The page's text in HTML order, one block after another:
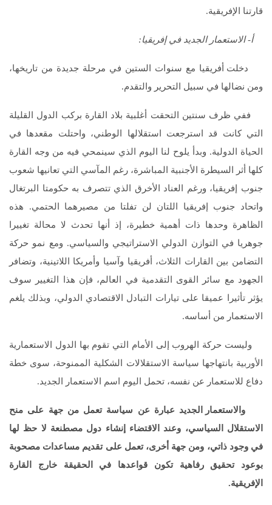
قارتنا الإفريقية.
أ- الاستعمار الجديد في إفريقيا:
دخلت أفريقيا مع سنوات الستين في مرحلة جديدة من تاريخها،
ومن نضالها في سبيل التحرير والتقدم.
ففي ظرف سنتين التحقت أغلبية بلاد القارة بركب الدول القليلة
التي كانت قد استرجعت استقلالها الوطني، واحتلت مقعدها في
الحياة الدولية. وبدأ يلوح لنا اليوم الذي سينمحي فيه من وجه القارة
كلها أثر السيطرة الأجنبية المباشرة، رغم المآسي التي تعانيها شعوب
جنوب إفريقيا، ورغم العناد الأخرق الذي تتصرف به حكومتا البرتغال
واتحاد جنوب إفريقيا اللتان لن تفلتا من مصيرهما الحتمي. هذه
الظاهرة وحدها ذات أهمية خطيرة، إذ أنها تحدث لا محالة تغييرا
جوهريا في التوازن الدولي الاستراتيجي والسياسي. ومع نمو حركة
التضامن بين القارات الثلاث، أفريقيا وآسيا وأمريكا اللاتينية، وتضافر
الجهود مع سائر القوى التقدمية في العالم، فإن هذا التغيير سوف
يؤثر تأثيرا عميقا على تيارات التبادل الاقتصادي الدولي، وبذلك يلغم
الاستعمار من أساسه.
وليست حركة الهروب إلى الأمام التي تقوم بها الدول الاستعمارية
الأوربية بانتهاجها سياسة الاستقلالات الشكلية الممنوحة، سوى خطة
دفاع للاستعمار عن نفسه، تحمل اليوم اسم الاستعمار الجديد.
والاستعمار الجديد عبارة عن سياسة تعمل من جهة على منح
الاستقلال السياسي، وعند الاقتضاء إنشاء دول مصطنعة لا حظ لها
في وجود ذاتي، ومن جهة أخرى، تعمل على تقديم مساعدات مصحوبة
بوعود تحقيق رفاهية تكون قواعدها في الحقيقة خارج القارة
الإفريقية.